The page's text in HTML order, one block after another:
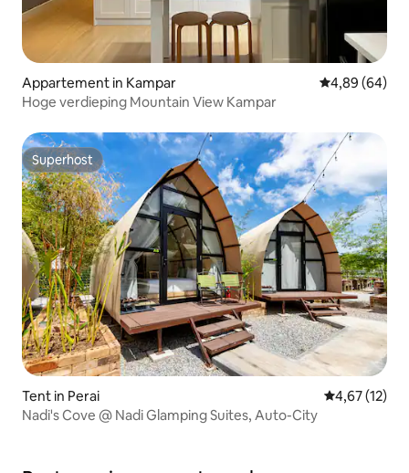
Appartement in Kampar Gemiddelde
4,89 (64)
Hoge verdieping Mountain View Kampar
Superhost
Superhost
Tent in Perai Gemiddelde
4,67 (12)
Nadi's Cove @ Nadi Glamping Suites, Auto-City